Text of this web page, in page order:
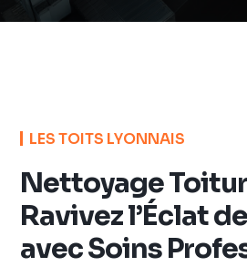
LES TOITS LYONNAIS
Nettoyage
Ravivez l’Éclat
avec Soins